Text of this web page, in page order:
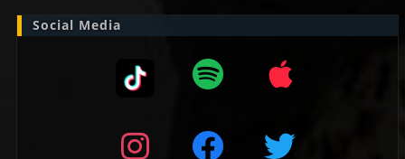
Social Media